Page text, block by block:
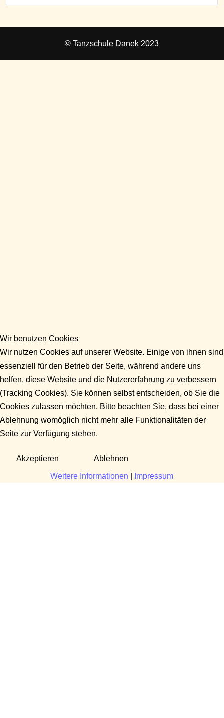
© Tanzschule Danek 2023
Wir benutzen Cookies
Wir nutzen Cookies auf unserer Website. Einige von ihnen sind
essenziell für den Betrieb der Seite, während andere uns
helfen, diese Website und die Nutzererfahrung zu verbessern
(Tracking Cookies). Sie können selbst entscheiden, ob Sie die
Cookies zulassen möchten. Bitte beachten Sie, dass bei einer
Ablehnung womöglich nicht mehr alle Funktionalitäten der
Seite zur Verfügung stehen.
Akzeptieren Ablehnen
Weitere Informationen Impressum